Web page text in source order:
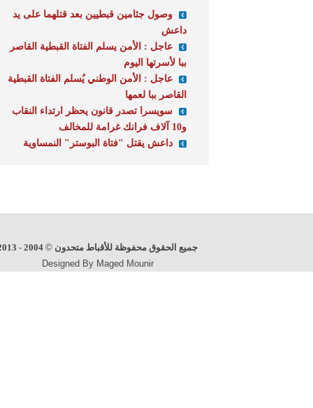
وصول جثامين قبطيين بعد قتلهما على يد
داعش
عاجل : الأمن يسلم الفتاة القبطية القاصر
ببا لأسرتها اليوم
عاجل : الأمن الوطني يُسلم الفتاة القبطية
القاصر ببا لعمها
سويسرا تصدر قانون يحظر ارتداء النقاب
داعش يقتل "فتاة البوستر" النمساوية
جميع الحقوق محفوظة للأقباط متحدون©
2004 - 2013
Designed By Maged Mounir